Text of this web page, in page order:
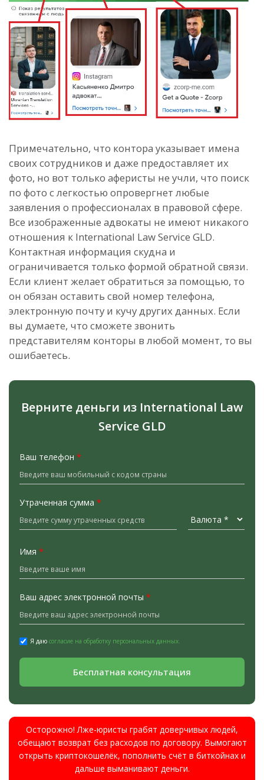
Примечательно, что контора указывает имена
своих сотрудников и даже предоставляет их
фото, но вот только аферисты не учли, что поиск
по фото с легкостью опровергнет любые
заявления о профессионалах в правовой сфере.
Все изображенные адвокаты не имеют никакого
отношения к International Law Service GLD.
Контактная информация скудна и
ограничивается только формой обратной связи.
Если клиент желает обратиться за помощью, то
он обязан оставить свой номер телефона,
электронную почту и кучу других данных. Если
вы думаете, что сможете звонить
представителям конторы в любой момент, то вы
ошибаетесь.
Верните деньги из International Law
Service GLD
Ваш телефон *
Утраченная сумма *
Имя *
Ваш адрес электронной почты *
Я даю согласие на обработку персональных данных.
Бесплатная консультация
Осторожно! Лже-юристы грабят доверчивых людей,
обещают возврат без расходов по договору. Вымогают
открыть криптокошелёк, пополнить счёт в биткойнах и
дальше выманивают деньги.